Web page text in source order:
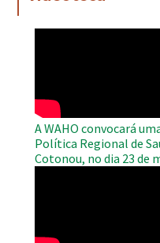
A WAHO convocará
Política Regional de
Cotonou, no dia 23 de